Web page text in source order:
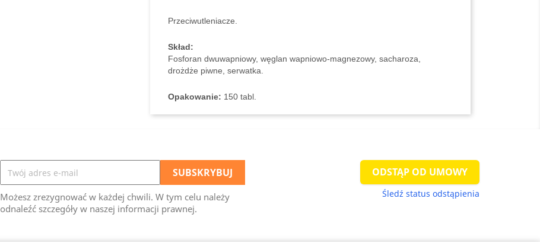
Przeciwutleniacze.
Skład:
Fosforan dwuwapniowy, węglan wapniowo-magnezowy, sacharoza,
drożdże piwne, ser­watka.
Opakowanie: 150 tabl.
Możesz zrezygnować w każdej chwili. W tym celu należy
odnaleźć szczegóły w naszej informacji prawnej.
ODSTĄP OD UMOWY
Śledź status odstąpienia